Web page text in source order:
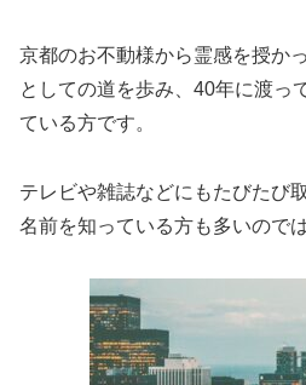
京都のお不動様から霊感を授か
としての道を歩み、40年に渡っ
ている方です。
テレビや雑誌などにもたびたび
名前を知っている方も多いので